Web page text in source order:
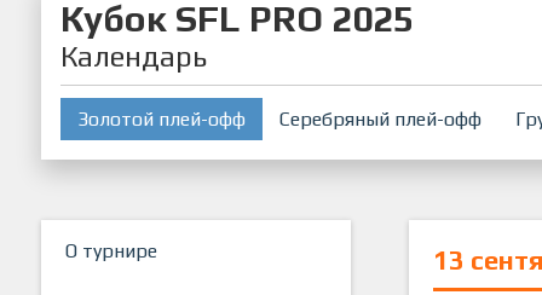
Кубок SFL PRO 2025
Календарь
Золотой плей-офф Серебряный плей-офф
О турнире 13